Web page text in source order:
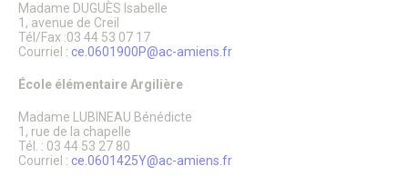
Programmation des fonds européens – ITI
La Maison de la Petite Enfance
Citoyenneté – État Civil
Demandes d’actes
Label Marianne
Le Grand Débat National
Cimetières et nécropole nationale
Recensement militaire
Madame DUGUÈS Isabelle
1, avenue de Creil
Tél/Fax :03 44 53 07 17
Courriel : ce.0601900P@ac-amiens.fr
École élémentaire Argilière
Madame LUBINEAU Bénédicte
1, rue de la chapelle
Tél. : 03 44 53 27 80
Courriel : ce.0601425Y@ac-amiens.fr